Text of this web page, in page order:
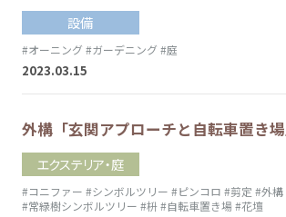
設備
#オーニング #ガーデニング #庭
2023.03.15
外構「玄関アプローチと自転車置き
エクステリア・庭
#コニファー #シンボルツリー #ピンコロ #剪定 #外構
#常緑樹シンボルツリー #枡#自転車置き場#花壇